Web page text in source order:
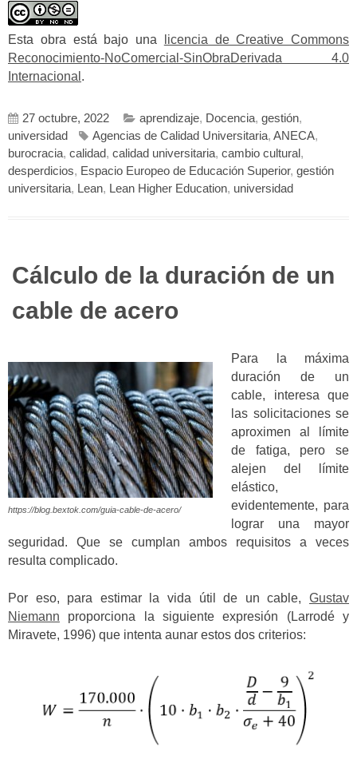
Esta obra está bajo una
licencia de Creative Commons
Reconocimiento-NoComercial-SinObraDerivada 4.0
Internacional .
27 octubre, 2022 aprendizaje, Docencia, gestión,
universidad
Agencias de Calidad Universitaria, ANECA,
burocracia, calidad, calidad universitaria, cambio cultural ,
desperdicios, Espacio Europeo de Educación Superior, gestión
universitaria, Lean, Lean Higher Education, universidad
Cálculo de la duración de un
cable de acero
https://blog.bextok.com/guia-cable-de-acero/
Para la máxima
duración de un
cable, interesa que
las solicitaciones se
aproximen al límite
de fatiga, pero se
alejen del límite
elástico,
evidentemente, para
lograr una mayor
seguridad. Que se cumplan ambos requisitos a veces
resulta complicado.
Por eso, para estimar la vida útil de un cable, Gustav
Niemann proporciona la siguiente expresión (Larrodé y
Miravete, 1996) que intenta aunar estos dos criterios: